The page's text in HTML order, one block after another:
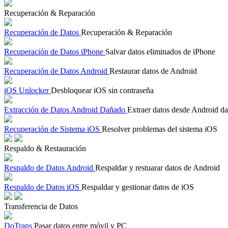
Recuperación & Reparación
Recuperación de Datos Recuperación & Reparación
Recuperación de Datos iPhone Salvar datos eliminados de iPhone
Recuperación de Datos Android Restaurar datos de Android
iOS Unlocker Desbloquear iOS sin contraseña
Extracción de Datos Android Dañado Extraer datos desde Android
Recuperación de Sistema iOS Resolver problemas del sistema iOS
Respaldo & Restauración
Respaldo de Datos Android Respaldar y restuarar datos de Android
Respaldo de Datos iOS Respaldar y gestionar datos de iOS
Transferencia de Datos
DoTrans Pasar datos entre móvil y PC